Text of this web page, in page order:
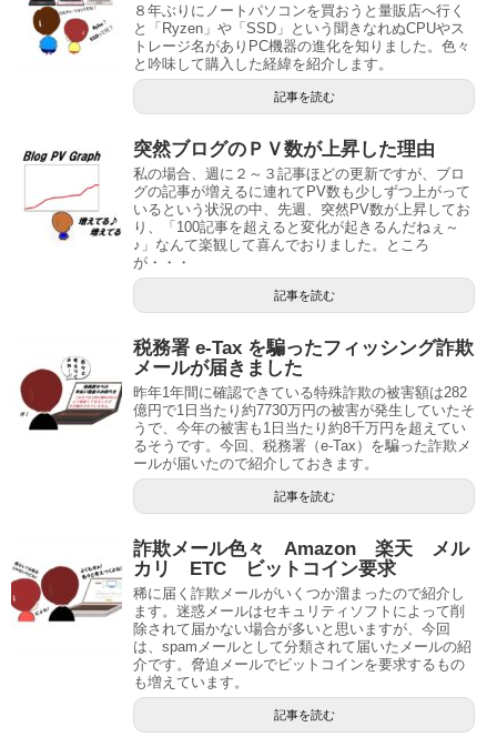
８年ぶりにノートパソコンを買おうと量販店へ行く
と「Ryzen」や「SSD」という聞きなれぬCPUやス
トレージ名がありPC機器の進化を知りました。色々
と吟味して購入した経緯を紹介します。
記事を読む
突然ブログのＰＶ数が上昇した理由
私の場合、週に２～３記事ほどの更新ですが、ブロ
グの記事が増えるに連れてPV数も少しずつ上がって
いるという状況の中、先週、突然PV数が上昇してお
り、「100記事を超えると変化が起きるんだねぇ～
♪」なんて楽観して喜んでおりました。ところ
が・・・
記事を読む
税務署 e-Tax を騙ったフィッシング詐欺
メールが届きました
昨年1年間に確認できている特殊詐欺の被害額は282
億円で1日当たり約7730万円の被害が発生していたそ
うで、今年の被害も1日当たり約8千万円を超えてい
るそうです。今回、税務署（e-Tax）を騙った詐欺メ
ールが届いたので紹介しておきます。
記事を読む
詐欺メール色々 Amazon 楽天 メル
カリ ETC ビットコイン要求
稀に届く詐欺メールがいくつか溜まったので紹介し
ます。迷惑メールはセキュリティソフトによって削
除されて届かない場合が多いと思いますが、今回
は、spamメールとして分類されて届いたメールの紹
介です。脅迫メールでビットコインを要求するもの
も増えています。
記事を読む